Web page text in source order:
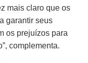
mais claro que os
garantir seus
os prejuízos para
complementa.